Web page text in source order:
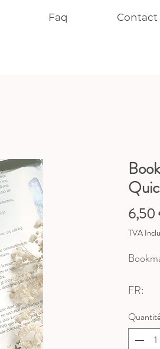
Faq Contact
TVA
FR:
♥
♥ Foil